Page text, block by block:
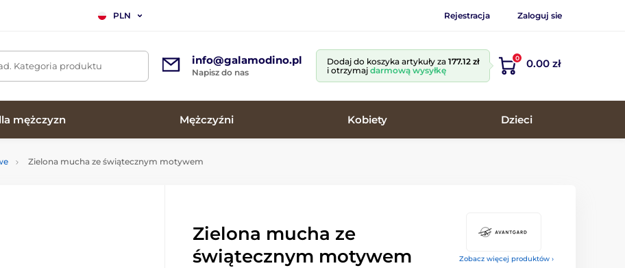
PLN Rejestracja Zaloguj sie
Kategoria produktu info@galamodino.pl
Napisz do nas
Dodaj do koszyka artykuły za 177.12 zł
i otrzymaj darmową wysyłkę
0 0.00 zł
mężczyzn Mężczyźni Kobiety Dzieci
Zielona mucha ze świątecznym motywem
Zobacz więcej produktów ›
Zielona mucha ze
świątecznym motywem